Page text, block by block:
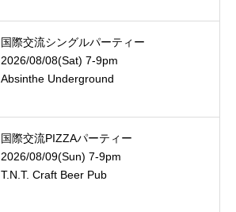
国際交流シングルパーティー
2026/08/08(Sat) 7-9pm
Absinthe Underground
国際交流PIZZAパーティー
2026/08/09(Sun) 7-9pm
T.N.T. Craft Beer Pub